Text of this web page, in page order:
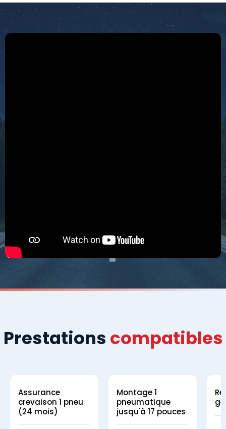
Prestations compatibles
Assurance
crevaison 1 pneu
(24 mois)
Montage 1
pneumatique
jusqu'à 17 pouces